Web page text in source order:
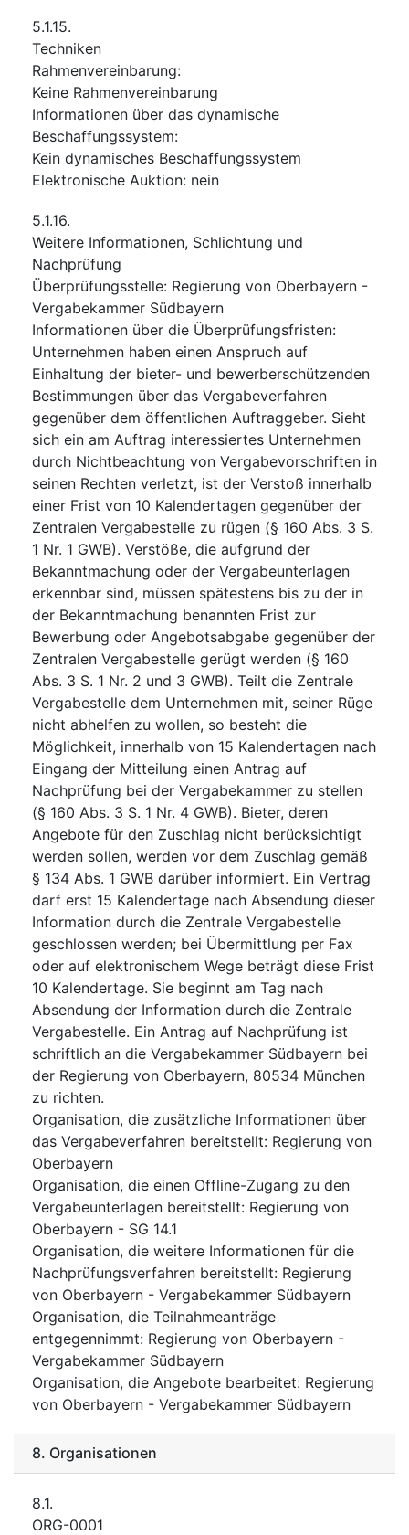
5.1.15.
Techniken
Rahmenvereinbarung:
Keine Rahmenvereinbarung
Informationen über das dynamische
Beschaffungssystem:
Kein dynamisches Beschaffungssystem
Elektronische Auktion: nein
5.1.16.
Weitere Informationen, Schlichtung und
Nachprüfung
Überprüfungsstelle: Regierung von Oberbayern -
Vergabekammer Südbayern
Informationen über die Überprüfungsfristen:
Unternehmen haben einen Anspruch auf
Einhaltung der bieter- und bewerberschützenden
Bestimmungen über das Vergabeverfahren
gegenüber dem öffentlichen Auftraggeber. Sieht
sich ein am Auftrag interessiertes Unternehmen
durch Nichtbeachtung von Vergabevorschriften in
seinen Rechten verletzt, ist der Verstoß innerhalb
einer Frist von 10 Kalendertagen gegenüber der
Zentralen Vergabestelle zu rügen (§ 160 Abs. 3 S.
1 Nr. 1 GWB). Verstöße, die aufgrund der
Bekanntmachung oder der Vergabeunterlagen
erkennbar sind, müssen spätestens bis zu der in
der Bekanntmachung benannten Frist zur
Bewerbung oder Angebotsabgabe gegenüber der
Zentralen Vergabestelle gerügt werden (§ 160
Abs. 3 S. 1 Nr. 2 und 3 GWB). Teilt die Zentrale
Vergabestelle dem Unternehmen mit, seiner Rüge
nicht abhelfen zu wollen, so besteht die
Möglichkeit, innerhalb von 15 Kalendertagen nach
Eingang der Mitteilung einen Antrag auf
Nachprüfung bei der Vergabekammer zu stellen
(§ 160 Abs. 3 S. 1 Nr. 4 GWB). Bieter, deren
Angebote für den Zuschlag nicht berücksichtigt
werden sollen, werden vor dem Zuschlag gemäß
§ 134 Abs. 1 GWB darüber informiert. Ein Vertrag
darf erst 15 Kalendertage nach Absendung dieser
Information durch die Zentrale Vergabestelle
geschlossen werden; bei Übermittlung per Fax
oder auf elektronischem Wege beträgt diese Frist
10 Kalendertage. Sie beginnt am Tag nach
Absendung der Information durch die Zentrale
Vergabestelle. Ein Antrag auf Nachprüfung ist
schriftlich an die Vergabekammer Südbayern bei
der Regierung von Oberbayern, 80534 München
zu richten.
Organisation, die zusätzliche Informationen über
das Vergabeverfahren bereitstellt: Regierung von
Oberbayern
Organisation, die einen Offline-Zugang zu den
Vergabeunterlagen bereitstellt: Regierung von
Oberbayern - SG 14.1
Organisation, die weitere Informationen für die
Nachprüfungsverfahren bereitstellt: Regierung
von Oberbayern - Vergabekammer Südbayern
Organisation, die Teilnahmeanträge
entgegennimmt: Regierung von Oberbayern -
Vergabekammer Südbayern
Organisation, die Angebote bearbeitet: Regierung
von Oberbayern - Vergabekammer Südbayern
8. Organisationen
8.1.
ORG-0001